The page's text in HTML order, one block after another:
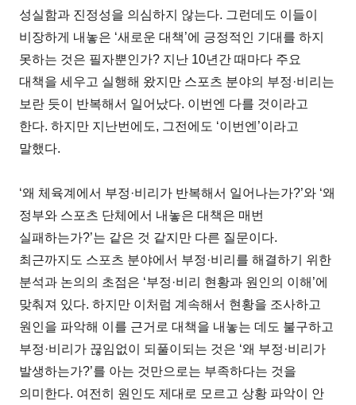
성실함과 진정성을 의심하지 않는다. 그런데도 이들이
비장하게 내놓은 ‘새로운 대책’에 긍정적인 기대를 하지
못하는 것은 필자뿐인가? 지난 10년간 때마다 주요
대책을 세우고 실행해 왔지만 스포츠 분야의 부정·비리는
보란 듯이 반복해서 일어났다. 이번엔 다를 것이라고
한다. 하지만 지난번에도, 그전에도 ‘이번엔’이라고
말했다.
‘왜 체육계에서 부정·비리가 반복해서 일어나는가?’와 ‘왜
정부와 스포츠 단체에서 내놓은 대책은 매번
실패하는가?’는 같은 것 같지만 다른 질문이다.
최근까지도 스포츠 분야에서 부정·비리를 해결하기 위한
분석과 논의의 초점은 ‘부정·비리 현황과 원인의 이해’에
맞춰져 있다. 하지만 이처럼 계속해서 현황을 조사하고
원인을 파악해 이를 근거로 대책을 내놓는 데도 불구하고
부정·비리가 끊임없이 되풀이되는 것은 ‘왜 부정·비리가
발생하는가?’를 아는 것만으로는 부족하다는 것을
의미한다. 여전히 원인도 제대로 모르고 상황 파악이 안